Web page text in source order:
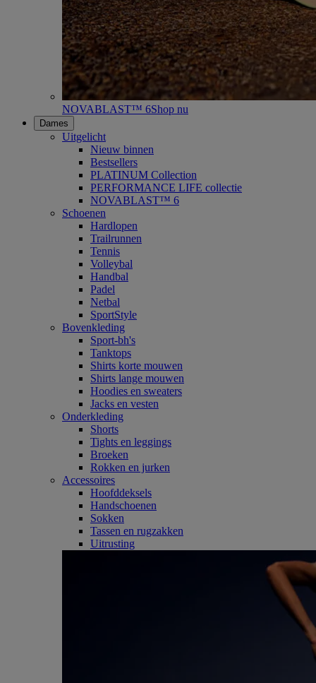
NOVABLAST™ 6Shop nu
Dames
Uitgelicht
Nieuw binnen
Bestsellers
PLATINUM Collection
PERFORMANCE LIFE collectie
NOVABLAST™ 6
Schoenen
Hardlopen
Trailrunnen
Tennis
Volleybal
Handbal
Padel
Netbal
SportStyle
Bovenkleding
Sport-bh's
Tanktops
Shirts korte mouwen
Shirts lange mouwen
Hoodies en sweaters
Jacks en vesten
Onderkleding
Shorts
Tights en leggings
Broeken
Rokken en jurken
Accessoires
Hoofddeksels
Handschoenen
Sokken
Tassen en rugzakken
Uitrusting